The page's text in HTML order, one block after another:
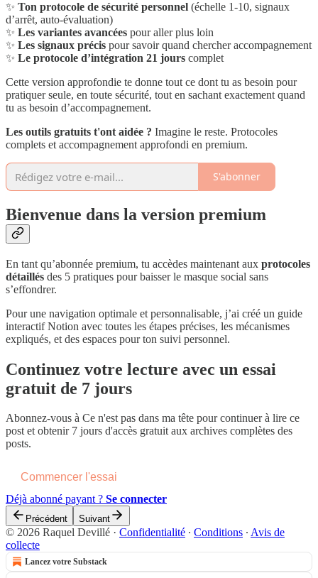
✨ Ton protocole de sécurité personnel (échelle 1-10, signaux
d’arrêt, auto-évaluation)
✨ Les variantes avancées pour aller plus loin
✨ Les signaux précis pour savoir quand chercher accompagnement
✨ Le protocole d’intégration 21 jours complet
Cette version approfondie te donne tout ce dont tu as besoin pour
pratiquer seule, en toute sécurité, tout en sachant exactement quand
tu as besoin d’accompagnement.
Les outils gratuits t'ont aidée ? Imagine le reste. Protocoles
complets et accompagnement approfondi en premium.
S'abonner
Bienvenue dans la version premium
En tant qu’abonnée premium, tu accèdes maintenant aux protocoles
détaillés des 5 pratiques pour baisser le masque social sans
s’effondrer.
Pour une navigation optimale et personnalisable, j’ai créé un guide
interactif Notion avec toutes les étapes précises, les mécanismes
expliqués, et des espaces pour ton suivi personnel.
Continuez votre lecture avec un essai
gratuit de 7 jours
Abonnez-vous à Ce n'est pas dans ma tête pour continuer à lire ce
post et obtenir 7 jours d'accès gratuit aux archives complètes des
posts.
Commencer l'essai
Déjà abonné payant ? Se connecter
Précédent Suivant
© 2026 Raquel Devillé · Confidentialité ∙ Conditions ∙ Avis de
collecte
Lancez votre Substack